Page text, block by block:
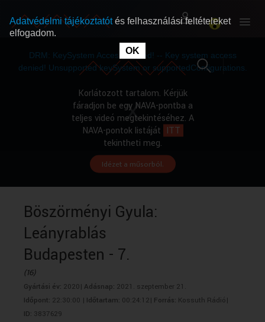
RÓLUNK
RÓLUNK
DRM: KeySystem Access Denied! -- Key system access
denied! Unsupported keySystem or supportedConfigurations.
Korlátozott tartalom. Kérjük
fáradjon be egy NAVA-pontba a
teljes videó megtekintéséhez. A
NAVA-pontok listáját ITT
tekintheti meg.
Idézet a műsorból.
Böszörményi Gyula:
Leányrablás
Budapesten - 7.
(16)
Gyártási év: 2020| Adásnap: 2021. szeptember 21.
Időpont: 22:30:00 | Időtartam: 00:24:12| Forrás: Kossuth Rádió|
ID: 3837629
Adatvédelmi tájékoztatótés felhasználási feltételeket
elfogadom.
OK